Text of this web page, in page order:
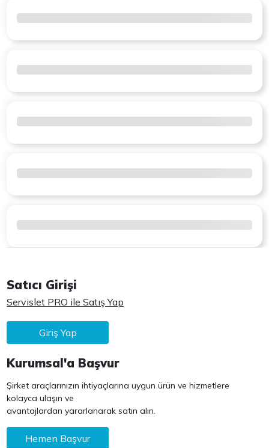
Satıcı Girişi
Servislet PRO ile Satış Yap
Giriş Yap
Kurumsal'a Başvur
Şirket araçlarınızın ihtiyaçlarına uygun ürün ve hizmetlere
kolayca ulaşın ve
avantajlardan yararlanarak satın alın.
Hemen Başvur